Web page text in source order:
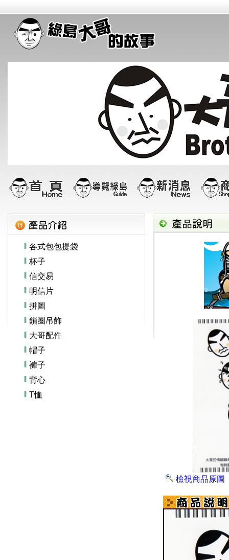
各式包包提袋
杯子
信交易
明信片
拼圖
鎖圈吊飾
大哥配件
帽子
褲子
背心
T恤
檢視商品原圖